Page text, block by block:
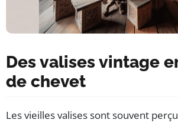
Des valises vintage
de chevet
Les vieilles valises sont souvent